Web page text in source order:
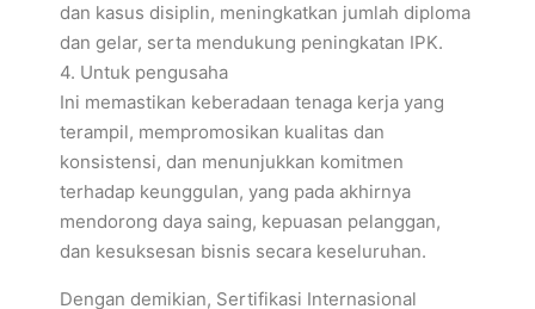
dan kasus disiplin, meningkatkan jumlah diploma
dan gelar, serta mendukung peningkatan IPK.
4. Untuk pengusaha
Ini memastikan keberadaan tenaga kerja yang
terampil, mempromosikan kualitas dan
konsistensi, dan menunjukkan komitmen
terhadap keunggulan, yang pada akhirnya
mendorong daya saing, kepuasan pelanggan,
dan kesuksesan bisnis secara keseluruhan.
Dengan demikian, Sertifikasi Internasional